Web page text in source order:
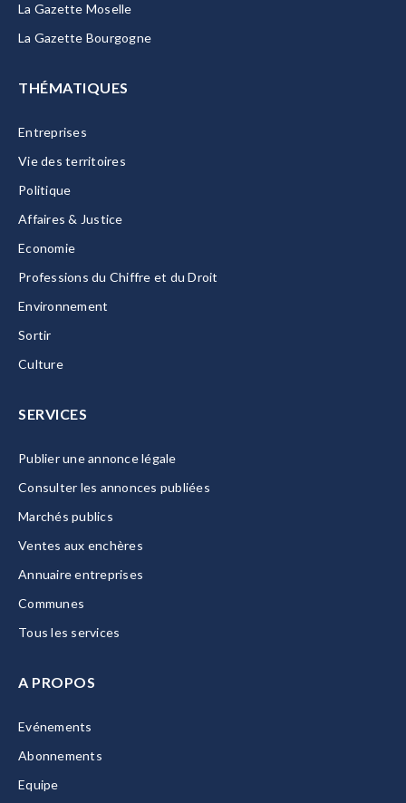
La Gazette Moselle
La Gazette Bourgogne
THÉMATIQUES
Entreprises
Vie des territoires
Politique
Affaires & Justice
Economie
Professions du Chiffre et du Droit
Environnement
Sortir
Culture
SERVICES
Publier une annonce légale
Consulter les annonces publiées
Marchés publics
Ventes aux enchères
Annuaire entreprises
Communes
Tous les services
A PROPOS
Evénements
Abonnements
Equipe